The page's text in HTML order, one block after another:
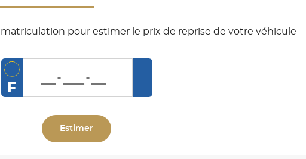
pour estimer le prix de reprise de votre véhicule
F
Estimer